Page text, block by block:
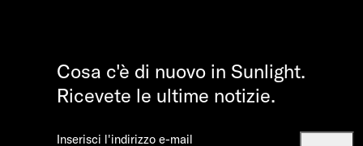
Cosa c'è di nuovo in Sunlight.
Ricevete le ultime notizie.
Inserisci l'indirizzo e-mail